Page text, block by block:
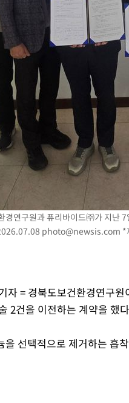
원·경북 김민석, 대구 정청래 승리
당원 투표 김민석 47.37%·정청래
당원 투표 정청래 47.82%·김민석
당원 투표 김민석 승리…50.30%
접대 의혹 심판 조사"
수 역전 우승…데뷔 10년 차에 첫
원서 헤엄친 구렁이 '소동'
톨루카에 1-0 승리(종합)
카전 68분만 뛰고 슈팅 0개
드 입단식…'전례 없는 특급대우'
라로 본 폭염 저감시설 '온도차'
만에 차량폭탄 폭발 사건
협정은 이란이 목표 아냐 " 밝혀
남부에서 레바논군 3명 폭발로 부상
경연구원과 퓨리바이드㈜가 지난
photo@newsis.com *
자 = 경북도보건환경연구
2건을 이전하는 계약을 했
을 선택적으로 제거하는 흡